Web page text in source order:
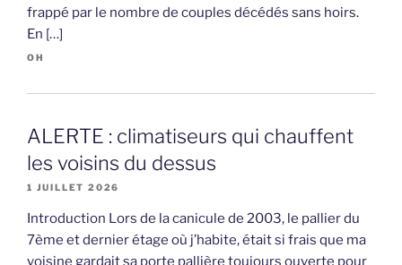
frappé par le nombre de couples décédés sans hoirs.
En […]
OH
ALERTE : climatiseurs qui chauffent
les voisins du dessus
1 JUILLET 2026
Introduction Lors de la canicule de 2003, le pallier du
7ème et dernier étage où j’habite, était si frais que ma
voisine gardait sa porte pallière toujours ouverte pour